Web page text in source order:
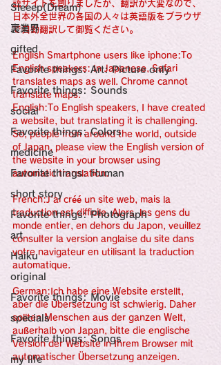
Sleeep(Dream）
裏業界
gifted
Favorite things: Art: Picture only
Favorite things: Sounds
social
Favorite things: Colors
medicine
Favorite things: Human
short story
Favorite things: Photograph
art
Haiku
original
Favorite things: Movie
specials
Favorite things: Songs
my life
語サイトを創りましたが、翻訳が大変なので、
日本外全世界の各国の人々は英語版をブラウザ
で自動翻訳して御覧ください。
English Smartphone users like iphone:To
English speakers: In Japanese, Safari
translates maps as well. Chrome cannot
translate maps.
English:To English speakers, I have created
a website, but translating it is challenging.
So, people from around the world, outside
of Japan, please view the English version of
the website in your browser using
automatic translation.
French:J'ai créé un site web, mais la
traduction est difficile. Alors, les gens du
monde entier, en dehors du Japon, veuillez
consulter la version anglaise du site dans
votre navigateur en utilisant la traduction
automatique.
German:Ich habe eine Website erstellt,
aber die Übersetzung ist schwierig. Daher
sollten Menschen aus der ganzen Welt,
außerhalb von Japan, bitte die englische
Version der Website in Ihrem Browser mit
automatischer Übersetzung anzeigen.